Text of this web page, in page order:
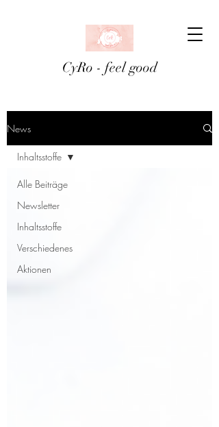
CyRo - feel good
News
Alle Beiträge
Newsletter
Inhaltsstoffe
Verschiedenes
Aktionen
Inhaltsstoffe